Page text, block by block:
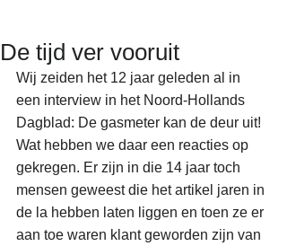
De tijd ver vooruit
Wij zeiden het 12 jaar geleden al in
een interview in het Noord-Hollands
Dagblad: De gasmeter kan de deur uit!
Wat hebben we daar een reacties op
gekregen. Er zijn in die 14 jaar toch
mensen geweest die het artikel jaren in
de la hebben laten liggen en toen ze er
aan toe waren klant geworden zijn van